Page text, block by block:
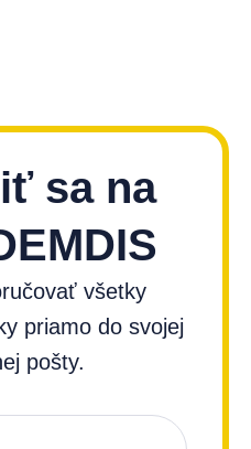
sa na
všetky
priamo do svojej
pošty.